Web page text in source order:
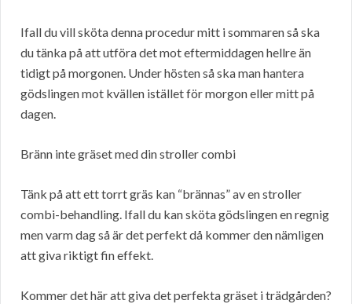
Ifall du vill sköta denna procedur mitt i sommaren så ska
du tänka på att utföra det mot eftermiddagen hellre än
tidigt på morgonen. Under hösten så ska man hantera
gödslingen mot kvällen istället för morgon eller mitt på
dagen.
Bränn inte gräset med din stroller combi
Tänk på att ett torrt gräs kan “brännas” av en stroller
combi-behandling. Ifall du kan sköta gödslingen en regnig
men varm dag så är det perfekt då kommer den nämligen
att giva riktigt fin effekt.
Kommer det här att giva det perfekta gräset i trädgården?